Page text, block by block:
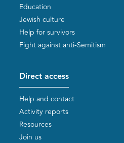
Education
Jewish culture
Help for survivors
Fight against anti-Semitism
Direct access
Help and contact
Activity reports
Resources
Join us